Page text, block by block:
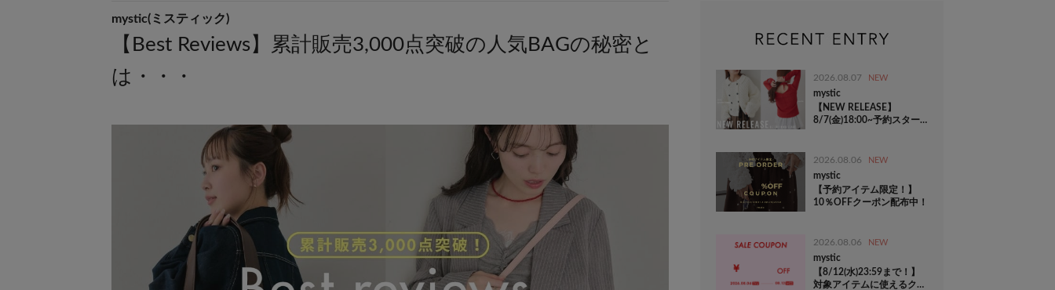
mystic(ミスティック)
【Best Reviews】累計販売3,000点突破の人気BAGの秘密と
は・・・
2026.08.07 NEW
mystic
【NEW RELEASE】
8/7(金)18:00~予約スター
2026.08.06 NEW
mystic
【予約アイテム限定！】
10％OFFクーポン配布中！
2026.08.06 NEW
mystic
【8/12(水)23:59まで！】
対象アイテムに使えるクー